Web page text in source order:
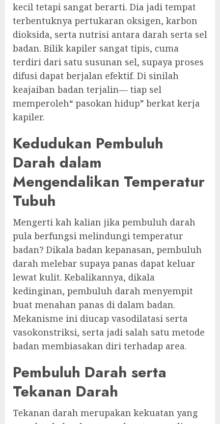
kecil tetapi sangat berarti. Dia jadi tempat
terbentuknya pertukaran oksigen, karbon
dioksida, serta nutrisi antara darah serta sel
badan. Bilik kapiler sangat tipis, cuma
terdiri dari satu susunan sel, supaya proses
difusi dapat berjalan efektif. Di sinilah
keajaiban badan terjalin— tiap sel
memperoleh“ pasokan hidup” berkat kerja
kapiler.
Kedudukan Pembuluh
Darah dalam
Mengendalikan Temperatur
Tubuh
Mengerti kah kalian jika pembuluh darah
pula berfungsi melindungi temperatur
badan? Dikala badan kepanasan, pembuluh
darah melebar supaya panas dapat keluar
lewat kulit. Kebalikannya, dikala
kedinginan, pembuluh darah menyempit
buat menahan panas di dalam badan.
Mekanisme ini diucap vasodilatasi serta
vasokonstriksi, serta jadi salah satu metode
badan membiasakan diri terhadap area.
Pembuluh Darah serta
Tekanan Darah
Tekanan darah merupakan kekuatan yang